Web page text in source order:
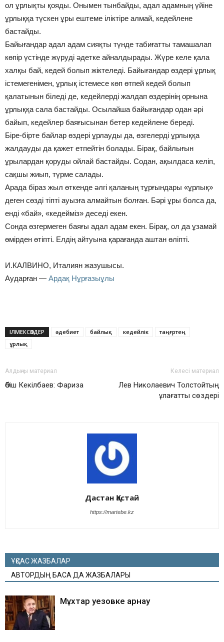
ол ұрлықты қояды. Онымен тынбайды, адал адамның үйіне
ұрлыққа түскен ұры ештеме іліктіре алмай, кедейлене
бастайды.
Байығандар адал адам сияқты түнде табиғатты тамашалап
көпір үстінде жүруді әдетке айналдырады. Жүре келе қала
халқы бай, кедей болып жіктеледі. Байығандар өздері ұрлық
істемегенімен, ұрлық істемесе көп өтпей кедей болып
қалатынын біледі де, кедейлерді жалдап өздерінің орнына
ұрлыққа сала бастайды. Осылайша байығандар одан әрі
байып, кедейлер баяғысынан бетер кедейлене береді.
Біре-бірте байлар өздері ұрлауды да, өзгелерді ұрлыққа
жалдауды да қажет етпейтін болады. Бірақ, байлығын
ұрылардан қоруды ойлай бастайды. Содан, ақылдаса келіп,
сақшы жиып, түрме салады.
Арада біраз жыл өткенде әлгі қаланың тұрғындары «ұрлық»
деген сөзді тіпті ауызға алмайтын болған. Бәрі ұры болса да,
енді «бай», «кедейміз» деседі екен.
Сонда өзгермеген баяғы адал адам екен. Бірақ, ол да ұзамай
өмірден өтіпті. Елдің айтуына қарағанда аштан өліпті.
И.КАЛВИНО, Италиян жазушысы.
Аударған — Ардақ Нұрғазыұлы
ІЛМЕКСӨЗДЕР әдебиет байлық кедейлік
таңғртең
ұрлық
Алдыңғы материал
Әбіш Кекілбаев: Фариза
Келесі материал
Лев Николаевич Толстойтың
ұлағатты сөздері
Дастан Қастай
https://martebe.kz
ҰҚСАС ЖАЗБАЛАР
АВТОРДЫҢ БАСҚА ДА ЖАЗБАЛАРЫ
Мұхтар Әуезовке арнау